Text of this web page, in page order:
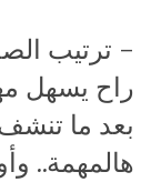
- ترتيب
راح يسهل
بعد ما
هالمهمة..